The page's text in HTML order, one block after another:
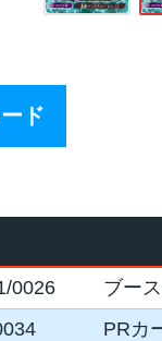
ド
0026
ブー
PRカ